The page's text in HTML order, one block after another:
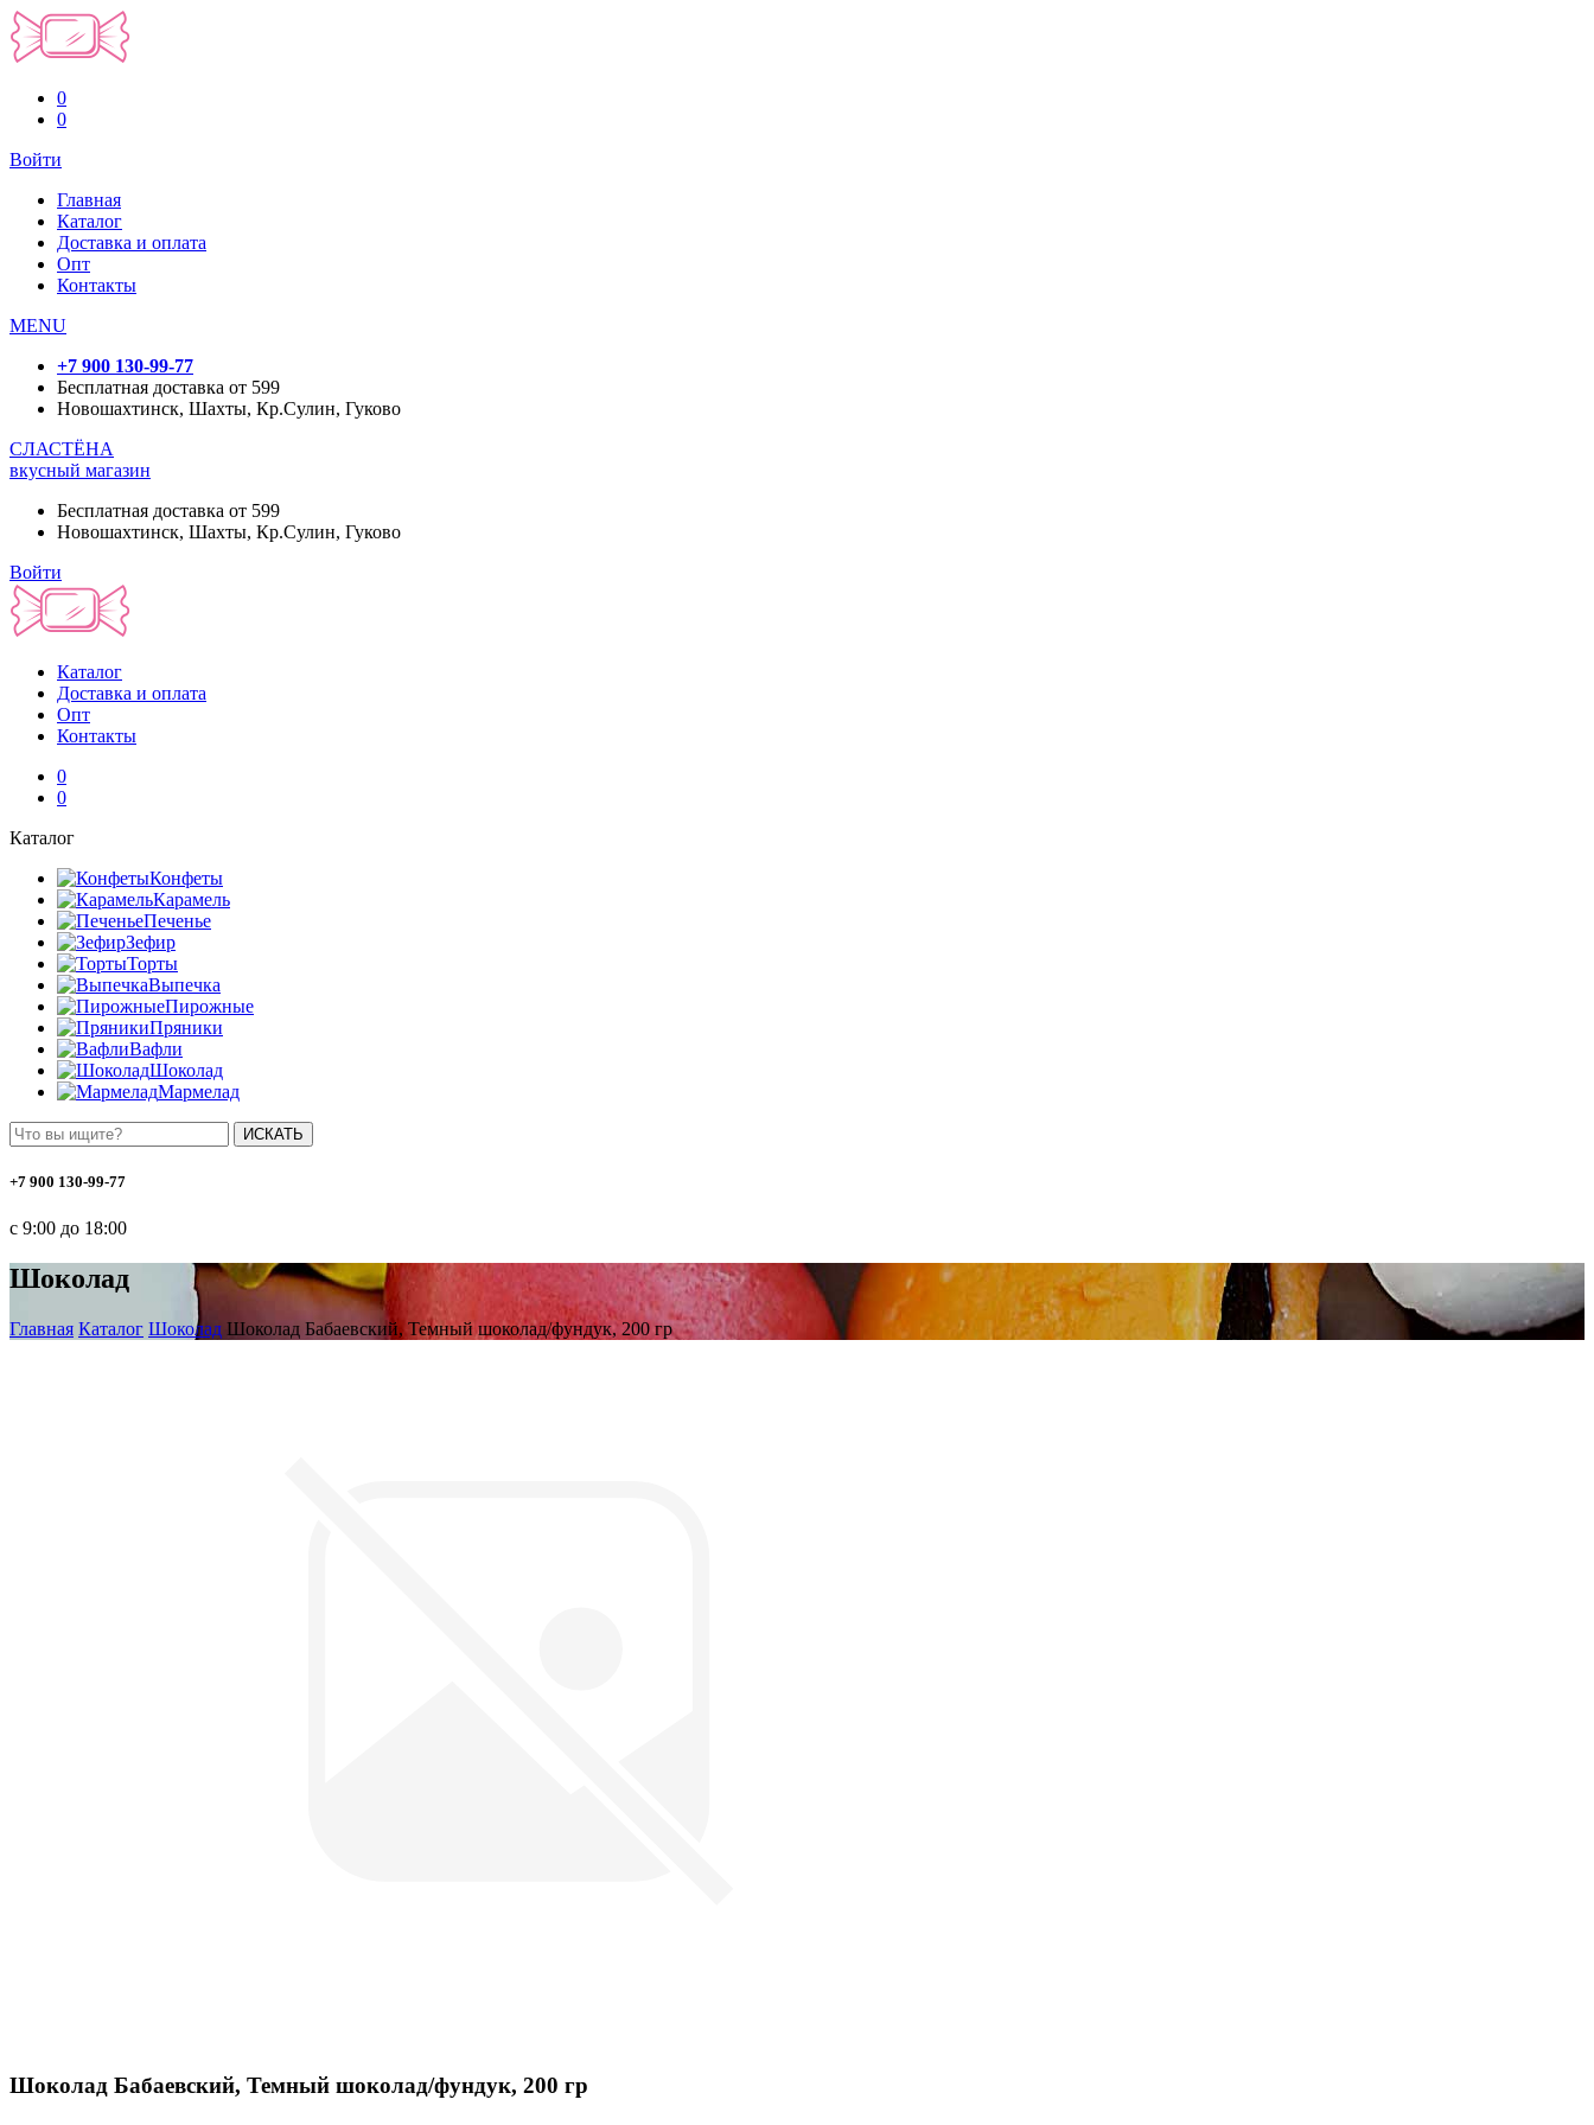
0
0
Войти
Главная
Каталог
Доставка и оплата
Опт
Контакты
MENU
+7 900 130-99-77
Бесплатная доставка от 599
Новошахтинск, Шахты, Кр.Сулин, Гуково
СЛАСТЁНА
вкусный магазин
Бесплатная доставка от 599
Новошахтинск, Шахты, Кр.Сулин, Гуково
Войти
Каталог
Доставка и оплата
Опт
Контакты
0
0
Каталог
Конфеты
Карамель
Печенье
Зефир
Торты
Выпечка
Пирожные
Пряники
Вафли
Шоколад
Мармелад
ИСКАТЬ
+7 900 130-99-77
с 9:00 до 18:00
Шоколад
Главная Каталог Шоколад Шоколад Бабаевский, Темный шоколад/фундук, 200 гр
Шоколад Бабаевский, Темный шоколад/фундук, 200 гр